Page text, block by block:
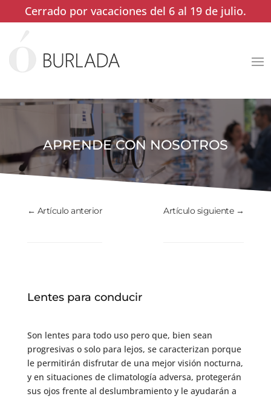
Cerrado por vacaciones del 6 al 19 de julio.
APRENDE CON NOSOTROS
← Artículo anterior Artículo siguiente→
Lentes para conducir
Son lentes para todo uso pero que, bien sean
progresivas o solo para lejos, se caracterizan porque
le permitirán disfrutar de una mejor visión nocturna,
y en situaciones de climatología adversa, protegerán
sus ojos frente al deslumbramiento y le ayudarán a